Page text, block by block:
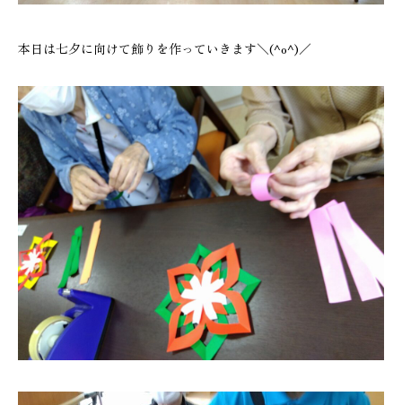
本日は七夕に向けて飾りを作っていきます＼(^o^)／